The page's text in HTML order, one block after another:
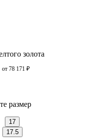
золота
от 78 171 ₽
размер
17
17.5